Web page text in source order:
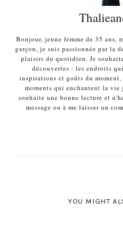
Bonjour, jeune femme de 35 ans,
garçon, je suis passionnée par la
plaisirs du quotidien. Je
découvertes : les endroits
inspirations et goûts du
moments qui enchantent la vie
souhaite une bonne lecture et
message ou à me laisser un
YOU MIGHT